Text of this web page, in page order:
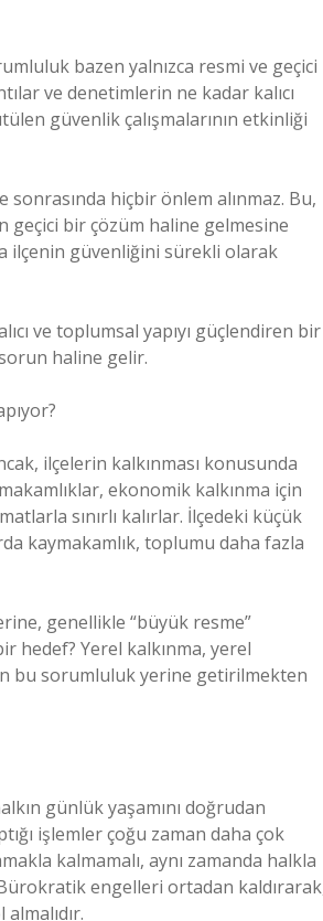
bazen yalnızca resmi ve geçici
ve denetimlerin ne kadar kalıcı
güvenlik çalışmalarının etkinliği
hiçbir önlem alınmaz. Bu,
geçici bir çözüm haline gelmesine
ilçenin güvenliğini sürekli olarak
ve toplumsal yapıyı güçlendiren bir
haline gelir.
ilçelerin kalkınması konusunda
ekonomik kalkınma için
sınırlı kalırlar. İlçedeki küçük
kaymakamlık, toplumu daha fazla
genellikle “büyük resme”
hedef? Yerel kalkınma, yerel
bu sorumluluk yerine getirilmekten
günlük yaşamını doğrudan
işlemler çoğu zaman daha çok
kalmamalı, aynı zamanda halkla
engelleri ortadan